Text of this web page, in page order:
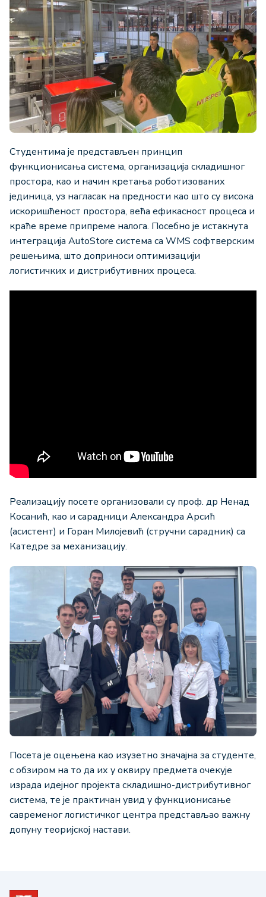
Студентима је представљен принцип
функционисања система, организација складишног
простора, као и начин кретaња роботизованих
јединица, уз нагласак на предности као што су висока
искоришћеност простора, већа ефикасност процеса и
краће време припреме налога. Посебно је истакнута
интеграција AutoStore система са WMS софтверским
решењима, што доприноси оптимизацији
логистичких и дистрибутивних процеса.
Реализацију посете организовали су проф. др Ненад
Косанић, као и сарадници Александра Арсић
(асистент) и Горан Милојевић (стручни сарадник) са
Катедре за механизацију.
Посета је оцењена као изузетно значајна за студенте,
с обзиром на то да их у оквиру предмета очекује
израда идејног пројекта складишно-дистрибутивног
система, те је практичан увид у функционисање
савременог логистичког центра представљао важну
допуну теоријској настави.